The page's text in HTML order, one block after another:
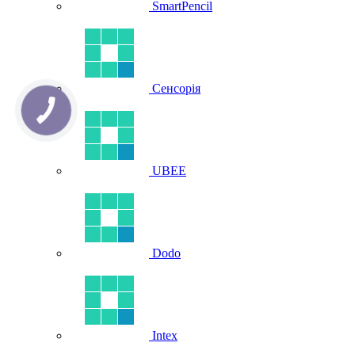
SmartPencil
Сенсорія
UBEE
Dodo
Intex